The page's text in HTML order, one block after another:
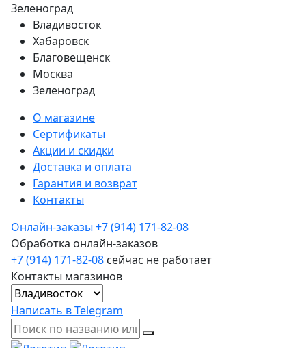
Зеленоград
Владивосток
Хабаровск
Благовещенск
Москва
Зеленоград
О магазине
Сертификаты
Акции и скидки
Доставка и оплата
Гарантия и возврат
Контакты
Онлайн-заказы +7 (914) 171-82-08
Обработка онлайн-заказов
+7 (914) 171-82-08 сейчас не работает
Контакты магазинов
Написать в Telegram